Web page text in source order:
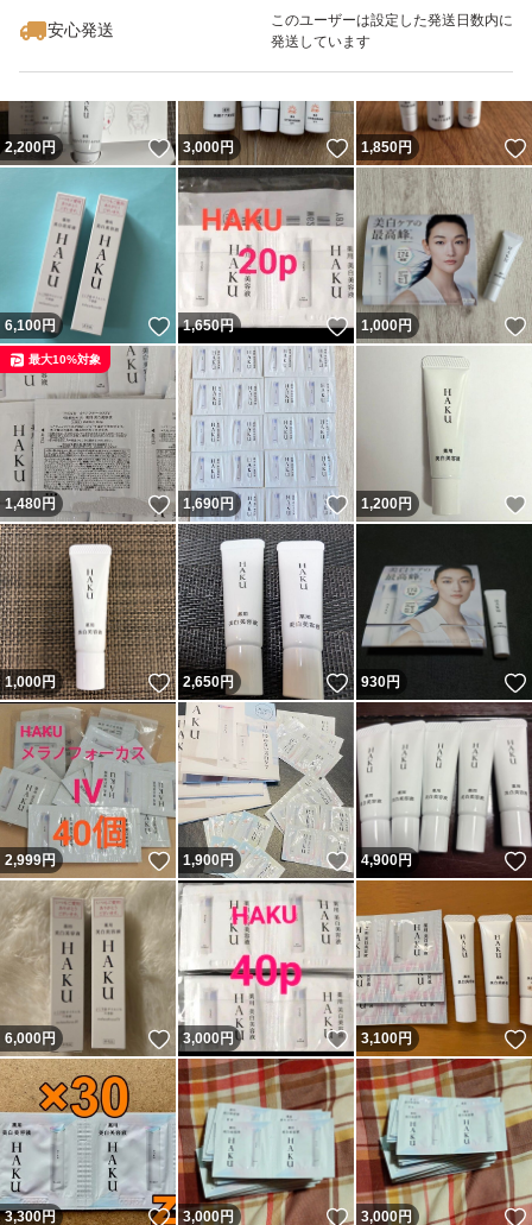
安心発送
このユーザーは設定した発送日数内に
発送しています
2,200円 いいね！
3,000円 いいね！
1,850円
6,100円 いいね！
1,650円 いいね！
1,000円
1,480円 いいね！
最大10%対象
1,690円 いいね！
1,200円
1,000円 いいね！
2,650円 いいね！
930円
2,999円 いいね！
1,900円 いいね！
4,900円
6,000円 いいね！
3,000円 いいね！
3,100円
3,300円 いいね！
3,000円 いいね！
3,000円